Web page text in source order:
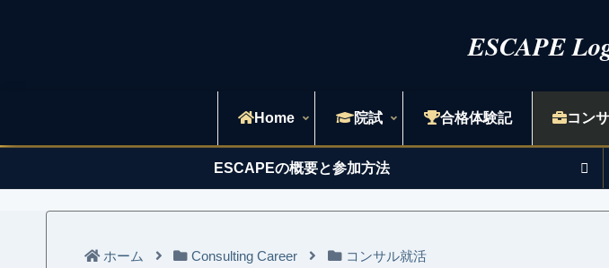
Home 院試 合格体験記 コン
ESCAPEの概要と参加方法
ホーム Consulting Career コンサル就活